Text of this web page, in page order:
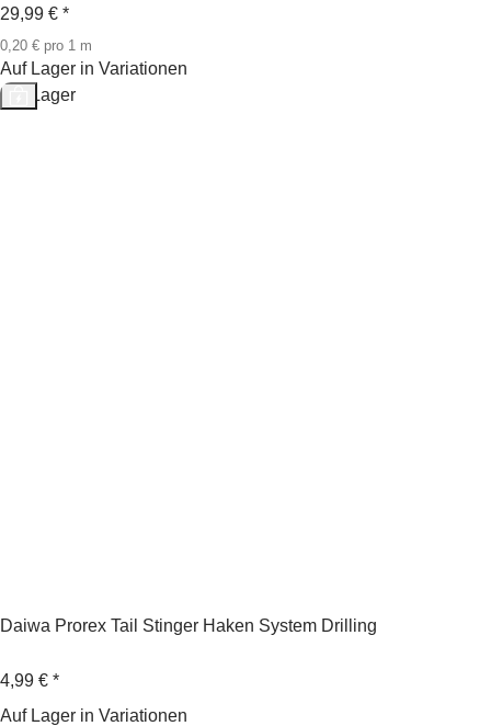
29,99 € *
0,20 € pro 1 m
Auf Lager in Variationen
Auf Lager
Daiwa Prorex Tail Stinger Haken System Drilling
4,99 € *
Auf Lager in Variationen